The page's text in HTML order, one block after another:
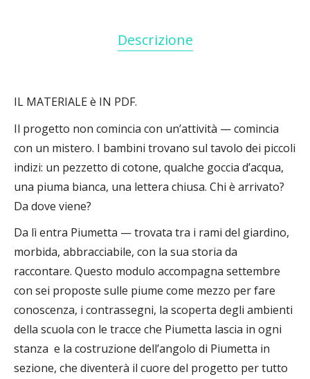
Descrizione
IL MATERIALE è IN PDF.
Il progetto non comincia con un’attività — comincia
con un mistero. I bambini trovano sul tavolo dei piccoli
indizi: un pezzetto di cotone, qualche goccia d’acqua,
una piuma bianca, una lettera chiusa. Chi è arrivato?
Da dove viene?
Da lì entra Piumetta — trovata tra i rami del giardino,
morbida, abbracciabile, con la sua storia da
raccontare. Questo modulo accompagna settembre
con sei proposte sulle piume come mezzo per fare
conoscenza, i contrassegni, la scoperta degli ambienti
della scuola con le tracce che Piumetta lascia in ogni
stanza e la costruzione dell’angolo di Piumetta in
sezione, che diventerà il cuore del progetto per tutto